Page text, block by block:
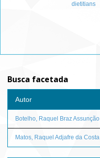
dietitians
Busca facetada
Autor
Botelho, Raquel Braz Assunção
Matos, Raquel Adjafre da Costa